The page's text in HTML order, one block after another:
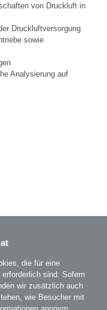
von Druckluft in
Druckluftversorgung
sowie
Analysierung auf
die für eine
sind. Sofern
wir zusätzlich auch
wie Besucher mit